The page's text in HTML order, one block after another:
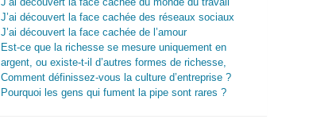
J’ai découvert la face cachée des réseaux sociaux
J’ai découvert la face cachée de l’amour
Est-ce que la richesse se mesure uniquement en
argent, ou existe-t-il d’autres formes de richesse,
Comment définissez-vous la culture d’entreprise ?
Pourquoi les gens qui fument la pipe sont rares ?